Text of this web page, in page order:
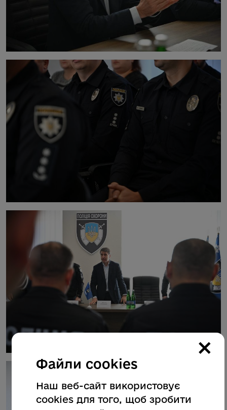
×
Файли cookies
Наш веб-сайт використовує
cookies для того, щоб зробити